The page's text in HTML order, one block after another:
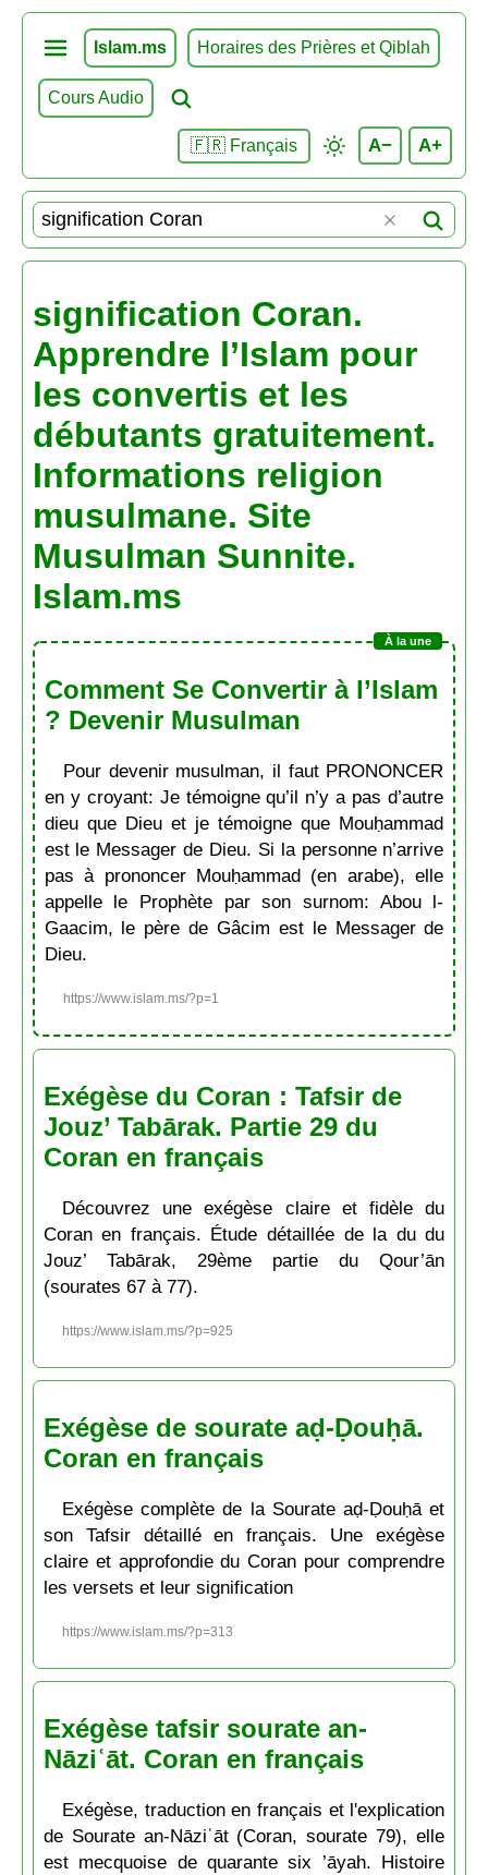
Islam.ms Horaires des Prières et Qiblah
Cours Audio
🇫🇷 Français A− A+
signification Coran.
Apprendre l’Islam pour
les convertis et les
débutants gratuitement.
Informations religion
musulmane. Site
Musulman Sunnite.
Islam.ms
Comment Se Convertir à l’Islam
? Devenir Musulman
Pour devenir musulman, il faut PRONONCER
en y croyant: Je témoigne qu’il n’y a pas d’autre
dieu que Dieu et je témoigne que Mouḥammad
est le Messager de Dieu. Si la personne n’arrive
pas à prononcer Mouḥammad (en arabe), elle
appelle le Prophète par son surnom: Abou l-
Gaacim, le père de Gâcim est le Messager de
Dieu.
https://www.islam.ms/?p=1
Exégèse du Coran : Tafsir de
Jouz’ Tabārak. Partie 29 du
Coran en français
Découvrez une exégèse claire et fidèle du
Coran en français. Étude détaillée de la du du
Jouz’ Tabārak, 29ème partie du Qour’ān
(sourates 67 à 77).
https://www.islam.ms/?p=925
Exégèse de sourate aḍ-Ḍouḥā.
Coran en français
Exégèse complète de la Sourate aḍ-Ḍouḥā et
son Tafsir détaillé en français. Une exégèse
claire et approfondie du Coran pour comprendre
les versets et leur signification
https://www.islam.ms/?p=313
Exégèse tafsir sourate an-
Nāziʿāt. Coran en français
Exégèse, traduction en français et l'explication
de Sourate an-Nāziʿāt (Coran, sourate 79), elle
est mecquoise de quarante six ’āyah. Histoire